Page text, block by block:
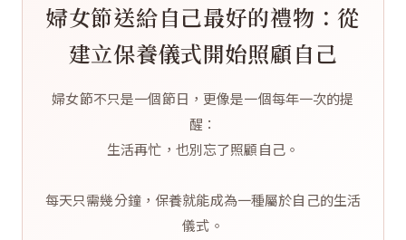
婦女節送給自己最好的禮物：從
建立保養儀式開始照顧自己
婦女節不只是一個節日，更像是一個每年一次的提
醒：
生活再忙，也別忘了照顧自己。
每天只需幾分鐘，保養就能成為一種屬於自己的生活
儀式。